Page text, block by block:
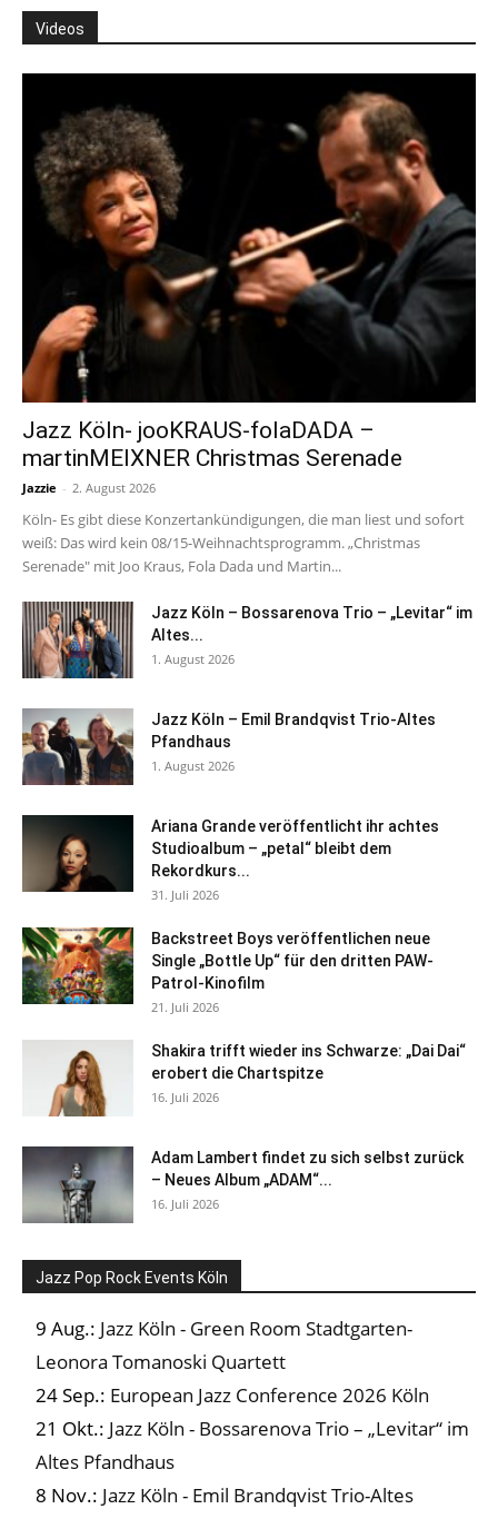
Videos
Jazz Köln- jooKRAUS-folaDADA –
martinMEIXNER Christmas Serenade
Jazzie - 2. August 2026
Köln- Es gibt diese Konzertankündigungen, die man liest und sofort
weiß: Das wird kein 08/15-Weihnachtsprogramm. „Christmas
Serenade" mit Joo Kraus, Fola Dada und Martin...
Jazz Köln – Bossarenova Trio – „Levitar“ im
Altes...
1. August 2026
Jazz Köln – Emil Brandqvist Trio-Altes
Pfandhaus
1. August 2026
Ariana Grande veröffentlicht ihr achtes
Studioalbum – „petal“ bleibt dem
Rekordkurs...
31. Juli 2026
Backstreet Boys veröffentlichen neue
Single „Bottle Up“ für den dritten PAW-
Patrol-Kinofilm
21. Juli 2026
Shakira trifft wieder ins Schwarze: „Dai Dai“
erobert die Chartspitze
16. Juli 2026
Adam Lambert findet zu sich selbst zurück
– Neues Album „ADAM“...
16. Juli 2026
Jazz Pop Rock Events Köln
9 Aug.: Jazz Köln - Green Room Stadtgarten-
Leonora Tomanoski Quartett
24 Sep.: European Jazz Conference 2026 Köln
21 Okt.: Jazz Köln - Bossarenova Trio – „Levitar“ im
Altes Pfandhaus
8 Nov.: Jazz Köln - Emil Brandqvist Trio-Altes